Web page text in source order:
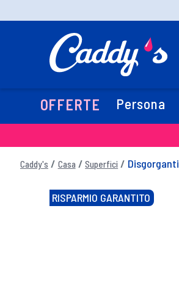
OFFERTE Persona
Caddy's Casa Superfici Disgorganti
RISPARMIO GARANTITO